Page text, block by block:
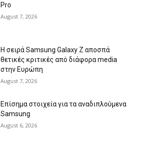
Pro
August 7, 2026
Η σειρά Samsung Galaxy Z αποσπά
θετικές κριτικές από διάφορα media
στην Ευρώπη
August 7, 2026
Επίσημα στοιχεία για τα αναδιπλούμενα
Samsung
August 6, 2026